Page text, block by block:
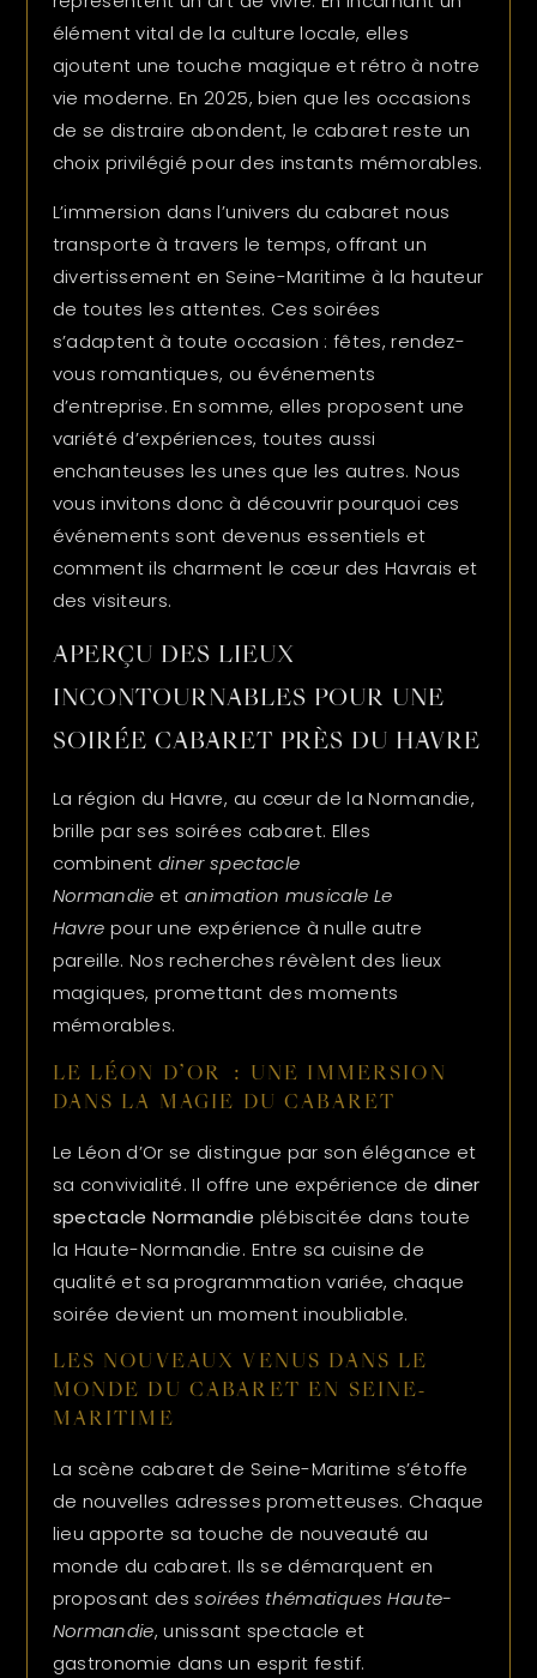
élément vital de la culture locale, elles
ajoutent une touche magique et rétro à notre
vie moderne. En 2025, bien que les occasions
de se distraire abondent, le cabaret reste un
choix privilégié pour des instants mémorables.
L’immersion dans l’univers du cabaret nous
transporte à travers le temps, offrant un
divertissement en Seine-Maritime à la hauteur
de toutes les attentes. Ces soirées
s’adaptent à toute occasion : fêtes, rendez-
vous romantiques, ou événements
d’entreprise. En somme, elles proposent une
variété d’expériences, toutes aussi
enchanteuses les unes que les autres. Nous
vous invitons donc à découvrir pourquoi ces
événements sont devenus essentiels et
comment ils charment le cœur des Havrais et
des visiteurs.
APERÇU DES LIEUX
INCONTOURNABLES POUR UNE
SOIRÉE CABARET PRÈS DU HAVRE
La région du Havre, au cœur de la Normandie,
brille par ses soirées cabaret. Elles
combinentdiner spectacle
Normandie etanimation musicale Le
Havre pour une expérience à nulle autre
pareille. Nos recherches révèlent des lieux
magiques, promettant des moments
mémorables.
LE LÉON D’OR : UNE IMMERSION
DANS LA MAGIE DU CABARET
Le Léon d’Or se distingue par son élégance et
sa convivialité. Il offre une expérience de diner
spectacle Normandie plébiscitée dans toute
la Haute-Normandie. Entre sa cuisine de
qualité et sa programmation variée, chaque
soirée devient un moment inoubliable.
LES NOUVEAUX VENUS DANS LE
MONDE DU CABARET EN SEINE-
MARITIME
La scène cabaret de Seine-Maritime s’étoffe
de nouvelles adresses prometteuses. Chaque
lieu apporte sa touche de nouveauté au
monde du cabaret. Ils se démarquent en
proposant dessoirées thématiques Haute-
Normandie, unissant spectacle et
gastronomie dans un esprit festif.